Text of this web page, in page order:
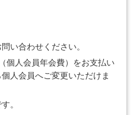
い合わせください。
個人会員年会費）をお支払い
人会員へご変更いただけま
。